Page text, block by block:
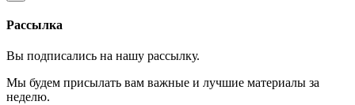
Рассылка
Вы подписались на нашу рассылку.
Мы будем присылать вам важные и лучшие материалы за
неделю.